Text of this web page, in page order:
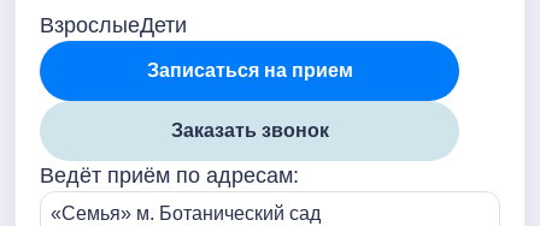
ВзрослыеДети
Записаться на прием
Заказать звонок
Ведёт приём по адресам:
«Семья» м. Ботанический сад